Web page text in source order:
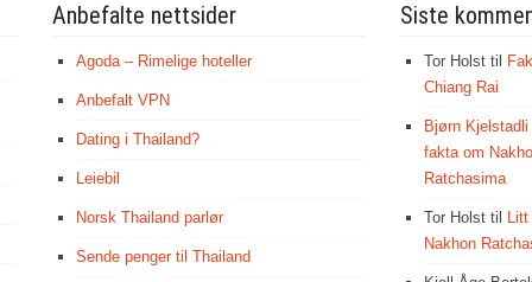
Anbefalte nettsider
Agoda – Rimelige hoteller
Anbefalt VPN
Dating i Thailand?
Leiebil
Norsk Thailand parlør
Sende penger til Thailand
Siste
Tor Holsttil
Chiang Rai
Bjørn Kjelstadli
fakta om
Ratchasima
Tor Holsttil
Nakhon